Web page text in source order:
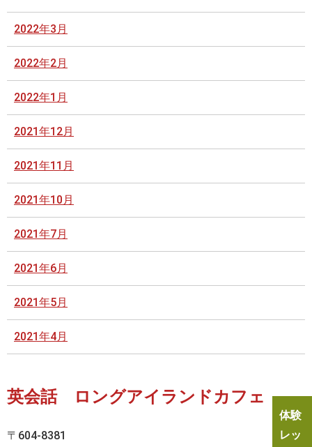
2022年3月
2022年2月
2022年1月
2021年12月
2021年11月
2021年10月
2021年7月
2021年6月
2021年5月
2021年4月
英会話 ロングアイランドカフェ
〒604-8381
体験
レッ